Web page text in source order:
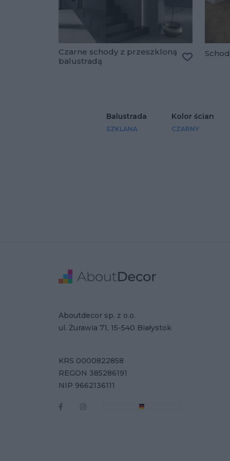
Czarne schody z przeszkloną
balustradą
Balustrada
SZKLANA
Kolor ścian
CZARNY
Adres
Aboutdecor sp. z o.o.
ul. Żurawia 71, 15-540 Białystok
Dane Firmy
KRS 0000822858
REGON 385286191
NIP 9662136111